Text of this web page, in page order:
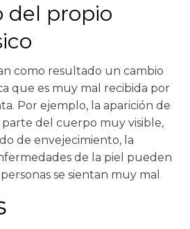
del propio
como resultado un cambio
que es muy mal recibida por
Por ejemplo, la aparición de
del cuerpo muy visible,
de envejecimiento, la
de la piel pueden
se sientan muy mal